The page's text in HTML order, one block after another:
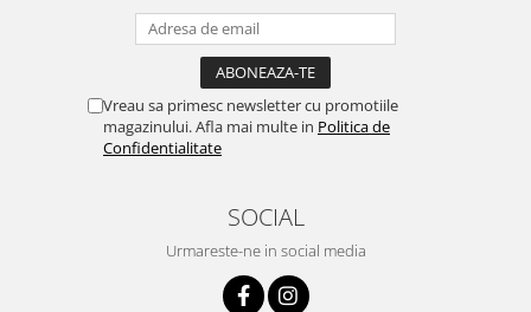
Placi de indreptat parul
Masini de tuns si barbierit
Aparate de calcat cu aburi.
Aparate de masaj
Vreau sa primesc newsletter cu promotiile
magazinului. Afla mai multe in Politica de
Confidentialitate
SOCIAL
Urmareste-ne in social media